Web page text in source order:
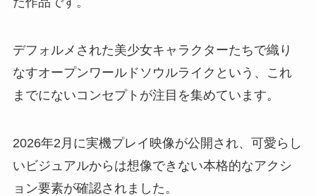
デフォルメされた美少女キャラクターたちで織り
なすオープンワールドソウルライクという、これ
までにないコンセプトが注目を集めています。
2026年2月に実機プレイ映像が公開され、可愛らし
いビジュアルからは想像できない本格的なアクシ
ョン要素が確認されました。